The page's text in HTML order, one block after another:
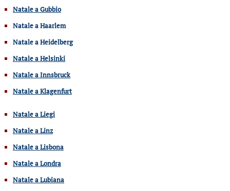
Natale a Gubbio
Natale a Haarlem
Natale a Heidelberg
Natale a Helsinki
Natale a Innsbruck
Natale a Klagenfurt
Natale a Liegi
Natale a Linz
Natale a Lisbona
Natale a Londra
Natale a Lubiana